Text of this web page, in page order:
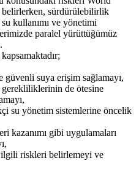
belirlerken, sürdürülebilirlik
kullanımı ve yönetimi
paralel yürüttüğümüz
güvenli suya erişim sağlamayı,
de ötesine
su yönetim sistemlerine öncelik
kazanımı gibi uygulamaları
riskleri belirlemeyi ve